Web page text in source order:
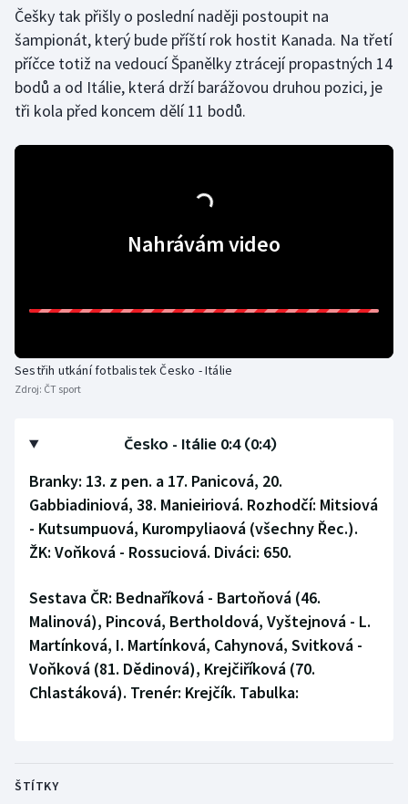
Judo
Krasobruslení
Lezení
Plavání
Ragby
Rychlobruslení
Rychlostní kanoistika
Short track
Sportovní střelba
Stolní tenis
Veslování
Češky tak přišly o poslední naději postoupit na
šampionát, který bude příští rok hostit Kanada. Na třetí
příčce totiž na vedoucí Španělky ztrácejí propastných 14
bodů a od Itálie, která drží barážovou druhou pozici, je
tři kola před koncem dělí 11 bodů.
Nahrávám video
Sestřih utkání fotbalistek Česko - Itálie
Zdroj: ČT sport
Česko - Itálie 0:4 (0:4)
Branky: 13. z pen. a 17. Panicová, 20.
Gabbiadiniová, 38. Manieiriová. Rozhodčí: Mitsiová
- Kutsumpuová, Kurompyliaová (všechny Řec.).
ŽK: Voňková - Rossuciová. Diváci: 650.
Sestava ČR: Bednaříková - Bartoňová (46.
Malinová), Pincová, Bertholdová, Vyštejnová - L.
Martínková, I. Martínková, Cahynová, Svitková -
Voňková (81. Dědinová), Krejčiříková (70.
Chlastáková). Trenér: Krejčík. Tabulka:
ŠTÍTKY